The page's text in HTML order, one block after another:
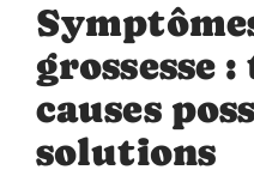
grossesse
causes
solutions